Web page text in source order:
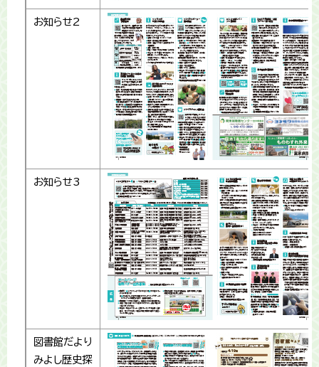
お知らせ2
お知らせ3
図書館だより
みよし歴史探